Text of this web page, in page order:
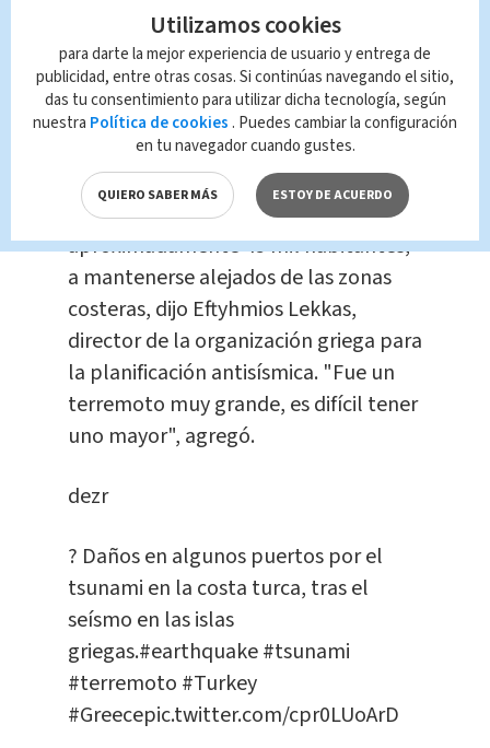
turca delMar Egeoy en la región
noroccidental de Marmara,
informaron medios locales.
Las autoridades instaron a los
residentes de la isla griega deSamos,
que tiene una población de
aproximadamente 45 mil habitantes,
a mantenerse alejados de las zonas
costeras, dijo Eftyhmios Lekkas,
director de la organización griega para
la planificación antisísmica. "Fue un
terremoto muy grande, es difícil tener
uno mayor", agregó.
dezr
? Daños en algunos puertos por el
tsunami en la costa turca, tras el
seísmo en las islas
griegas.#earthquake#tsunami
#terremoto #Turkey
#Greecepic.twitter.com/cpr0LUoArD
Utilizamos cookies
para darte la mejor experiencia de usuario y entrega de
publicidad, entre otras cosas. Si continúas navegando el sitio,
das tu consentimiento para utilizar dicha tecnología, según
nuestra Política de cookies . Puedes cambiar la configuración
en tu navegador cuando gustes.
QUIERO SABER MÁS ESTOY DE ACUERDO